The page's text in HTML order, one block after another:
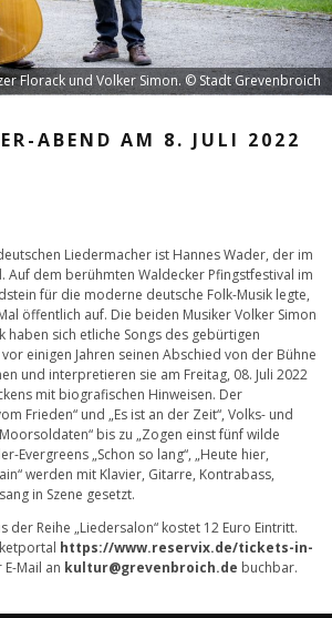
Florack und Volker Simon. © Stadt Grevenbroich
ABEND AM 8. JULI 2022
Liedermacher ist Hannes Wader, der im
Auf dem berühmten Waldecker Pfingstfestival im
für die moderne deutsche Folk-Musik legte,
öffentlich auf. Die beiden Musiker Volker Simon
haben sich etliche Songs des gebürtigen
einigen Jahren seinen Abschied von der Bühne
und interpretieren sie am Freitag, 08. Juli 2022
mit biografischen Hinweisen. Der
Frieden“ und „Es ist an der Zeit“, Volks- und
bis zu „Zogen einst fünf wilde
Evergreens „Schon so lang“, „Heute hier,
werden mit Klavier, Gitarre, Kontrabass,
in Szene gesetzt.
der Reihe „Liedersalon“ kostet 12 Euro Eintritt.
https://www.reservix.de/tickets-in-
Mail an kultur@grevenbroich.de buchbar.